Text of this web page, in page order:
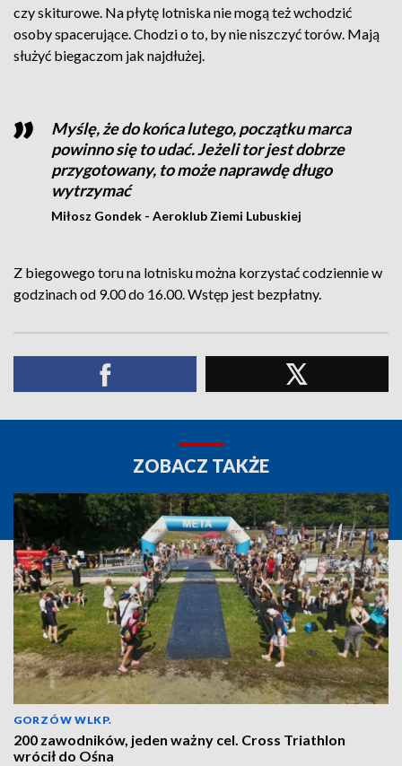
czy skiturowe. Na płytę lotniska nie mogą też wchodzić
osoby spacerujące. Chodzi o to, by nie niszczyć torów. Mają
służyć biegaczom jak najdłużej.
Myślę, że do końca lutego, początku marca
powinno się to udać. Jeżeli tor jest dobrze
przygotowany, to może naprawdę długo
wytrzymać
Miłosz Gondek - Aeroklub Ziemi Lubuskiej
Z biegowego toru na lotnisku można korzystać codziennie w
godzinach od 9.00 do 16.00. Wstęp jest bezpłatny.
ZOBACZ TAKŻE
GORZÓW WLKP.
200 zawodników, jeden ważny cel. Cross Triathlon
wrócił do Ośna